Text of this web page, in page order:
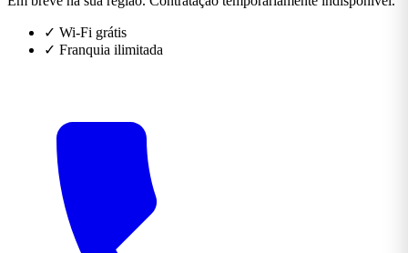
✓ Wi-Fi grátis
✓ Franquia ilimitada